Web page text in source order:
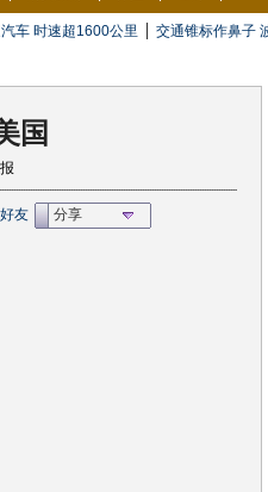
车 时速超1600公里 | 交通锥标作鼻子
国
友 分享